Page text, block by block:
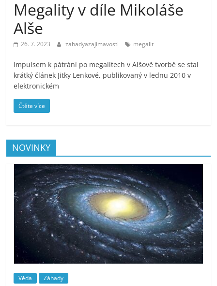
Megality v díle Mikoláše
Alše
26. 7. 2023 zahadyazajimavosti megalit
Impulsem k pátrání po megalitech v Alšově tvorbě se stal
krátký článek Jitky Lenkové, publikovaný v lednu 2010 v
elektronickém
Čtěte více
NOVINKY
Věda Záhady